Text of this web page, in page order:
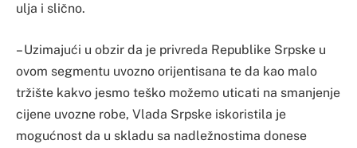
ulja i slično.
– Uzimajući u obzir da je privreda Republike Srpske u
ovom segmentu uvozno orijentisana te da kao malo
tržište kakvo jesmo teško možemo uticati na smanjenje
cijene uvozne robe, Vlada Srpske iskoristila je
mogućnost da u skladu sa nadležnostima donese